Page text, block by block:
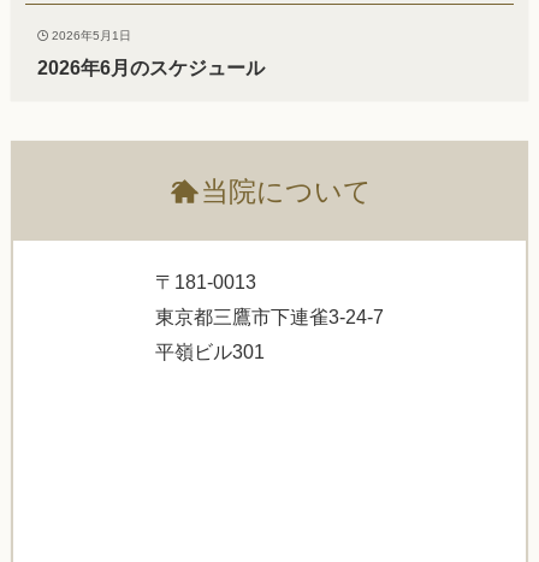
2026年5月1日
2026年6月のスケジュール
? 当院について
〒181-0013
東京都三鷹市下連雀3-24-7
平嶺ビル301